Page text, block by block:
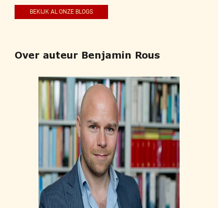
BEKIJK AL ONZE BLOGS
Over auteur Benjamin Rous